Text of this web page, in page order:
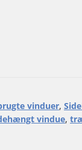
vinduer,
vindue,